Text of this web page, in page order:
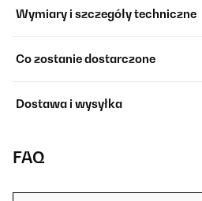
Wymiary i szczegóły techniczne
Co zostanie dostarczone
Dostawa i wysyłka
FAQ